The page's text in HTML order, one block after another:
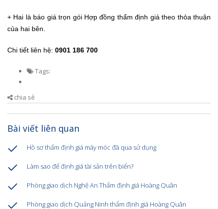
+ Hai là báo giá trọn gói Hợp đồng thẩm định giá theo thỏa thuận
của hai bên.
Chi tiết liên hệ: 0901 186 700
Tags:
chia sẻ
Bài viết liên quan
Hồ sơ thẩm định giá máy móc đã qua sử dụng
Làm sao để định giá tài sản trên biển?
Phòng giao dịch Nghệ An Thẩm định giá Hoàng Quân
Phòng giao dịch Quảng Ninh thẩm định giá Hoàng Quân